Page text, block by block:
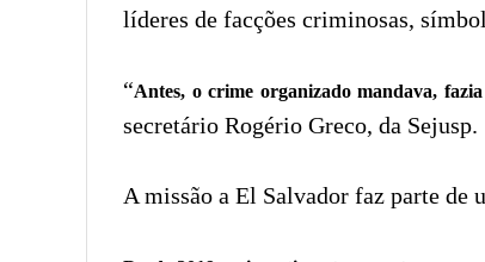
líderes de facções criminosas,
“Antes, o crime organizado mandava,
secretário Rogério Greco, da Sejusp.
A missão a El Salvador faz parte de